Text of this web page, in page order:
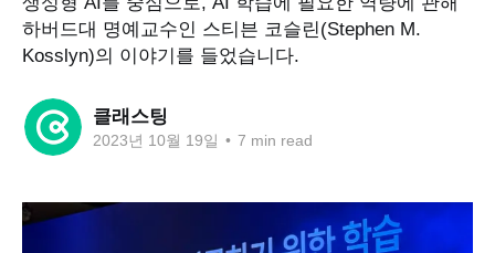
하버드대 명예교수인 스티븐 코슬린(Stephen M.
Kosslyn)의 이야기를 들었습니다.
클래스팅
2023년 10월 19일 • 7 min read